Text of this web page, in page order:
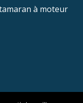
à moteur